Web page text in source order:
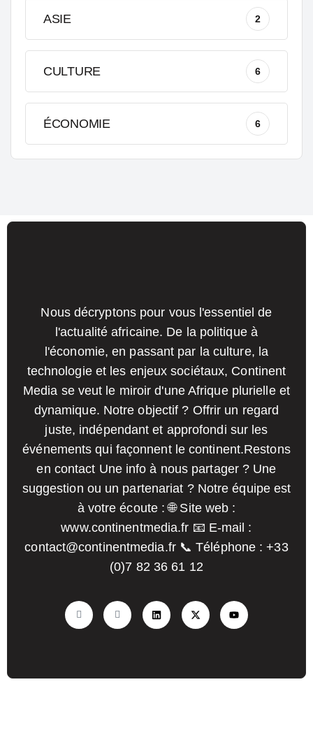
ASIE 2
CULTURE 6
ÉCONOMIE 6
Nous décryptons pour vous l'essentiel de
l'actualité africaine. De la politique à
l'économie, en passant par la culture, la
technologie et les enjeux sociétaux, Continent
Media se veut le miroir d'une Afrique plurielle et
dynamique. Notre objectif ? Offrir un regard
juste, indépendant et approfondi sur les
événements qui façonnent le continent.Restons
en contact Une info à nous partager ? Une
suggestion ou un partenariat ? Notre équipe est
à votre écoute : 🌐 Site web :
www.continentmedia.fr 📧 E-mail :
contact@continentmedia.fr📞 Téléphone : +33
(0)7 82 36 61 12